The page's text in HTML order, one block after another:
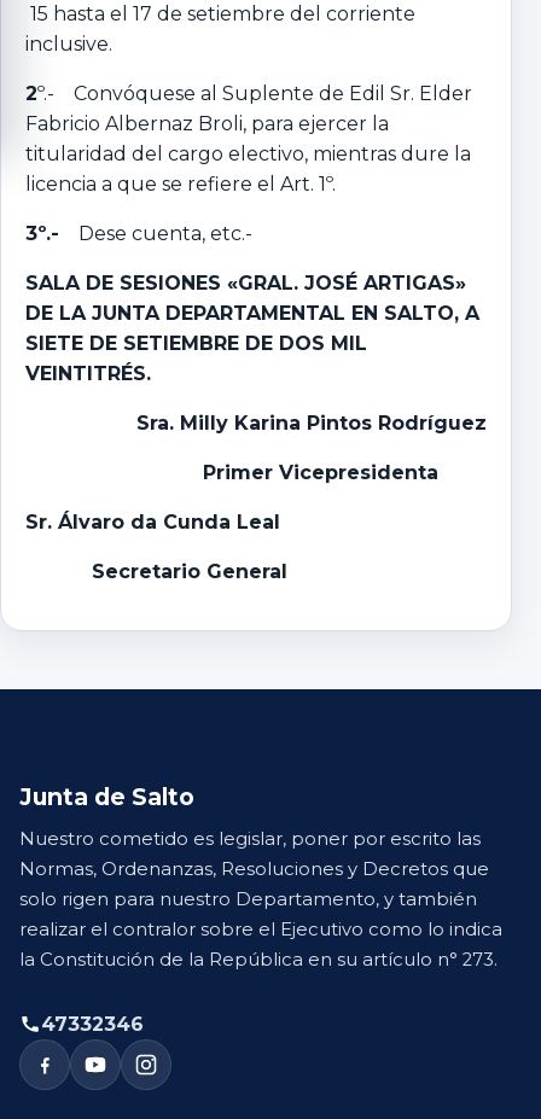
15 hasta el 17 de setiembre del corriente
inclusive.
2º.- Convóquese al Suplente de Edil Sr. Elder
Fabricio Albernaz Broli, para ejercer la
titularidad del cargo electivo, mientras dure la
licencia a que se refiere el Art. 1º.
3º.- Dese cuenta, etc.-
SALA DE SESIONES «GRAL. JOSÉ ARTIGAS»
DE LA JUNTA DEPARTAMENTAL EN SALTO, A
SIETE DE SETIEMBRE DE DOS MIL
VEINTITRÉS.
Sra. Milly Karina Pintos Rodríguez
Primer Vicepresidenta
Sr. Álvaro da Cunda Leal
Secretario General
Junta de Salto
Nuestro cometido es legislar, poner por escrito las
Normas, Ordenanzas, Resoluciones y Decretos que
solo rigen para nuestro Departamento, y también
realizar el contralor sobre el Ejecutivo como lo indica
la Constitución de la República en su artículo n° 273.
47332346